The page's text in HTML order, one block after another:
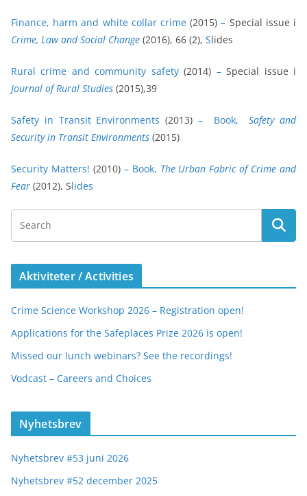
Finance, harm and white collar crime (2015)– Special issue i
Crime, Law and Social Change (2016), 66 (2), Slides
Rural crime and community safety(2014) –Special issue i
Journal of Rural Studies (2015),39
Safety in Transit Environments (2013)– Book,Safety and
Security in Transit Environments (2015)
Security Matters! (2010) – Book, The Urban Fabric of Crime and
Fear (2012), Slides
Aktiviteter / Activities
Crime Science Workshop 2026 – Registration open!
Applications for the Safeplaces Prize 2026 is open!
Missed our lunch webinars? See the recordings!
Vodcast – Careers and Choices
Nyhetsbrev
Nyhetsbrev #53 juni 2026
Nyhetsbrev #52 december 2025